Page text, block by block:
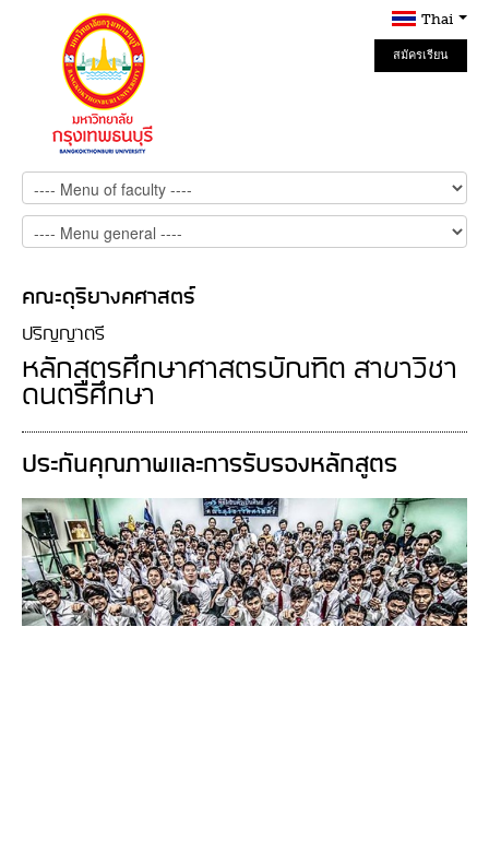
Thai
สมัครเรียน
Online
คณะดุริยางคศาสตร์
ปริญญาตรี
หลักสูตรศึกษาศาสตรบัณฑิต สาขาวิชา
ดนตรีศึกษา
ประกันคุณภาพและการรับรองหลักสูตร